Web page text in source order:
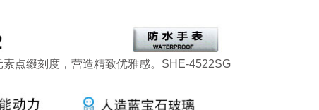
点缀刻度，营造精致优雅感。SHE-4522SG